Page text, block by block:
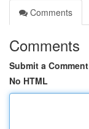
Comments
Comments
Submit a Comment
No HTML